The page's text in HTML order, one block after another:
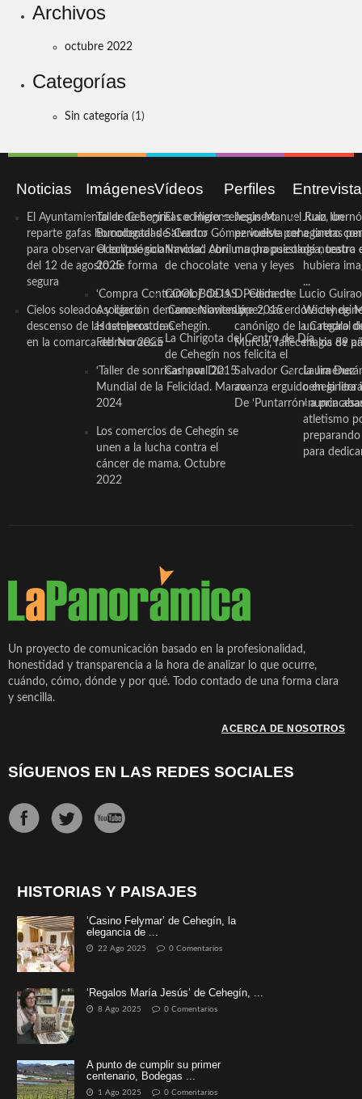
Archivos
octubre 2022
Categorías
Sin categoría (1)
Noticias
El Ayuntamiento de Cehegín
reparte gafas homologadas
para observar el eclipse solar
del 12 de agosto de forma
segura
Cielos soleados y ligero
descenso de las temperaturas
en la comarca del Noroeste
Imágenes
Taller de Sonrisas e Higiene
Bucodental de ‘Centro
Odontológico Innova’. Abril
2025
‘Compra Contrarreloj’ de la
Asociación de Comerciantes y
Hosteleros de Cehegín.
Febrero 2025
‘Taller de sonrisas’ por Día
Mundial de la Felicidad. Marzo
2024
Los comercios de Cehegín se
unen a la lucha contra el
cáncer de mama. Octubre
2022
Vídeos
El cocinero ceheginero
Salvador Gómez vuelve por
Navidad con una propuesta
de chocolate
COOL BODAS. Pedida de
mano. Noviembre 2015
La Chirigota del Centro de Día
de Cehegín nos felicita el
Carnaval 2015
Perfiles
Jesús Manuel Ruiz, un
periodista ceheginero con
mucha psicología, teatro
vena y leyes
D. Clemente Lucio Guirao
López, sacerdote
canónigo de la Catedral
Murcia, fallece a los 89
Salvador García Jiménez
avanza erguido en la
De ‘Puntarrón’ a
Juan
a tantas
de nuestra
hubiera
...
Wichy de
un regalo
magia de
Laura
ceheginera
«nunca
atletismo
para
Un proyecto de comunicación basado en la profesionalidad,
honestidad y transparencia a la hora de analizar lo que ocurre,
cuándo, cómo, dónde y por qué. Todo contado de una forma clara
y sencilla.
ACERCA DE NOSOTROS
SÍGUENOS EN LAS REDES SOCIALES
HISTORIAS Y PAISAJES
‘Casino Felymar’ de Cehegín, la
elegancia de ...
22 Ago 2025 0 Comentarios
‘Regalos María Jesús’ de Cehegín, ...
8 Ago 2025 0 Comentarios
A punto de cumplir su primer
centenario, Bodegas ...
1 Ago 2025 0 Comentarios